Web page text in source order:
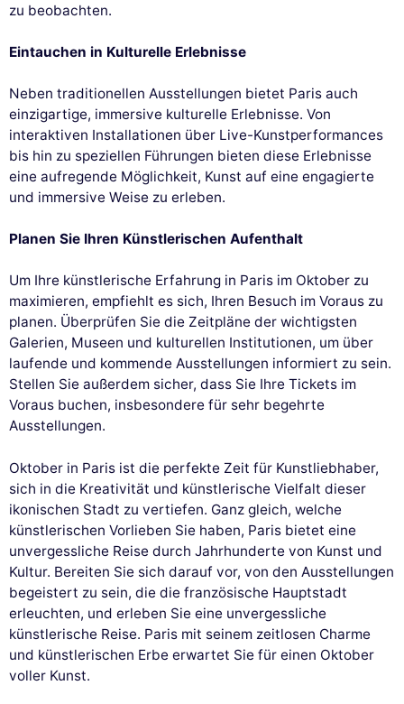
Diese Website verwendet
Cookies
Wir verwenden Cookies und Ihre persönlichen Daten, um Ihr
Surferlebnis zu verbessern, unsere Reichweite zu messen und die
Einstellungen jederzeit akzeptieren, ablehnen oder anpassen.
Genehmigungen zertifiziert von
Nei, danke Ich möchte wählen Ich stimme zu
zu beobachten.
Eintauchen in Kulturelle Erlebnisse
Neben traditionellen Ausstellungen bietet Paris auch
einzigartige, immersive kulturelle Erlebnisse. Von
interaktiven Installationen über Live-Kunstperformances
bis hin zu speziellen Führungen bieten diese Erlebnisse
eine aufregende Möglichkeit, Kunst auf eine engagierte
und immersive Weise zu erleben.
Planen Sie Ihren Künstlerischen Aufenthalt
Um Ihre künstlerische Erfahrung in Paris im Oktober zu
maximieren, empfiehlt es sich, Ihren Besuch im Voraus zu
planen. Überprüfen Sie die Zeitpläne der wichtigsten
Galerien, Museen und kulturellen Institutionen, um über
laufende und kommende Ausstellungen informiert zu sein.
Stellen Sie außerdem sicher, dass Sie Ihre Tickets im
Voraus buchen, insbesondere für sehr begehrte
Ausstellungen.
Oktober in Paris ist die perfekte Zeit für Kunstliebhaber,
sich in die Kreativität und künstlerische Vielfalt dieser
ikonischen Stadt zu vertiefen. Ganz gleich, welche
künstlerischen Vorlieben Sie haben, Paris bietet eine
unvergessliche Reise durch Jahrhunderte von Kunst und
Kultur. Bereiten Sie sich darauf vor, von den Ausstellungen
begeistert zu sein, die die französische Hauptstadt
erleuchten, und erleben Sie eine unvergessliche
künstlerische Reise. Paris mit seinem zeitlosen Charme
und künstlerischen Erbe erwartet Sie für einen Oktober
voller Kunst.